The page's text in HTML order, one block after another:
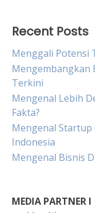
Recent Posts
Menggali Potensi
Mengembangkan
Terkini
Mengenal Lebih
Fakta?
Mengenal Startup
Indonesia
Mengenal Bisnis
MEDIA PARTNER I